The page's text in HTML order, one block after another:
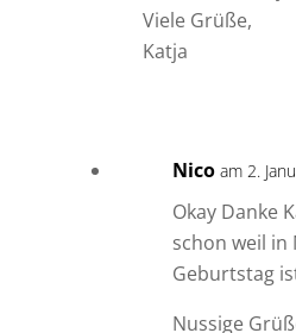
Viele Grüße,
Katja
Nico am 2.
Okay Danke
schon weil in
Geburtstag
Nussige